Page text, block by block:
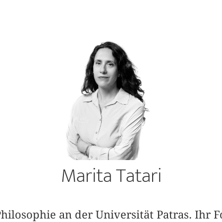
Marita Tatari
an der Universität Patras. Ihr